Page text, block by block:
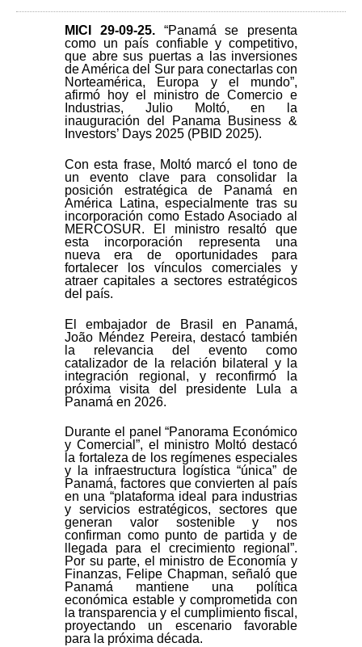
MICI 29-09-25. “Panamá se presenta
como un país confiable y competitivo,
que abre sus puertas a las inversiones
de América del Sur para conectarlas con
Norteamérica, Europa y el mundo”,
afirmó hoy el ministro de Comercio e
Industrias, Julio Moltó, en la
inauguración del Panama Business &
Investors’ Days 2025 (PBID 2025).
Con esta frase, Moltó marcó el tono de
un evento clave para consolidar la
posición estratégica de Panamá en
América Latina, especialmente tras su
incorporación como Estado Asociado al
MERCOSUR. El ministro resaltó que
esta incorporación representa una
nueva era de oportunidades para
fortalecer los vínculos comerciales y
atraer capitales a sectores estratégicos
del país.
El embajador de Brasil en Panamá,
João Méndez Pereira, destacó también
la relevancia del evento como
catalizador de la relación bilateral y la
integración regional, y reconfirmó la
próxima visita del presidente Lula a
Panamá en 2026.
Durante el panel “Panorama Económico
y Comercial”, el ministro Moltó destacó
la fortaleza de los regímenes especiales
y la infraestructura logística “única” de
Panamá, factores que convierten al país
en una “plataforma ideal para industrias
y servicios estratégicos, sectores que
generan valor sostenible y nos
confirman como punto de partida y de
llegada para el crecimiento regional”.
Por su parte, el ministro de Economía y
Finanzas, Felipe Chapman, señaló que
Panamá mantiene una política
económica estable y comprometida con
la transparencia y el cumplimiento fiscal,
proyectando un escenario favorable
para la próxima década.